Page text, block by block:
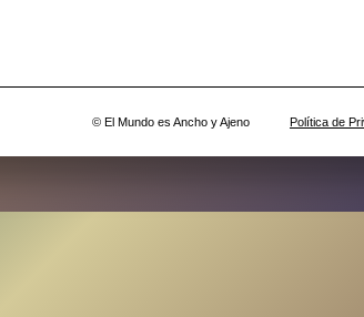
© El Mundo es Ancho y Ajeno Política de